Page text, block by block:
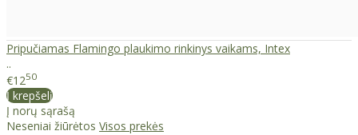
Pripučiamas Flamingo plaukimo rinkinys vaikams, Intex
..
€1250
Į krepšelį
Į norų sąrašą
Neseniai žiūrėtos Visos prekės